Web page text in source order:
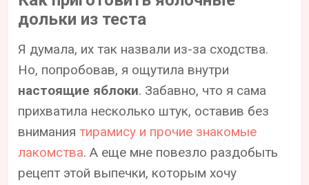
дольки из теста
Я думала, их так назвали из-за сходства.
Но, попробовав, я ощутила внутри
настоящие яблоки. Забавно, что я сама
прихватила несколько штук, оставив без
вниманиятирамису и прочие знакомые
лакомства. А еще мне повезло раздобыть
рецепт этой выпечки, которым хочу